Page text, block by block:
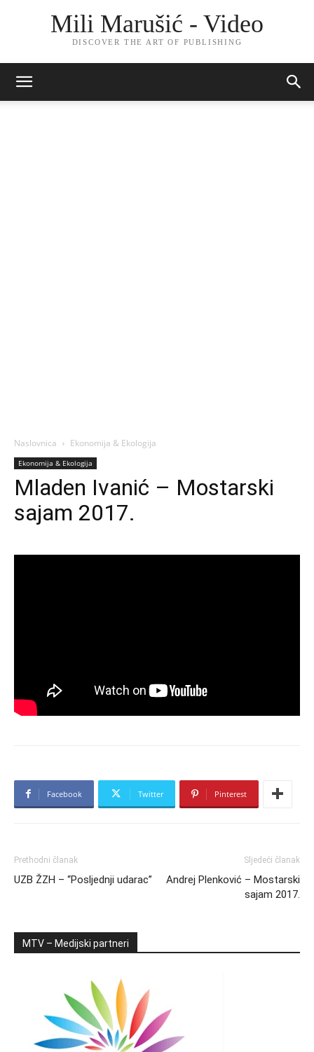
Mili Marušić - Video
DISCOVER THE ART OF PUBLISHING
Naslovnica Ekonomija & Ekologija
Ekonomija & Ekologija
Mladen Ivanić – Mostarski
sajam 2017.
Facebook Twitter Pinterest
Prethodni članak
UZB ŽZH – “Posljednji udarac”
Sljedeći članak
Andrej Plenković – Mostarski
sajam 2017.
MTV – Medijski partneri